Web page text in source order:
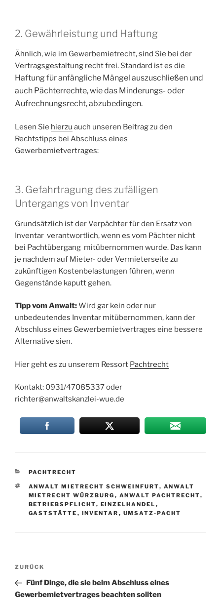
2. Gewährleistung und Haftung
Ähnlich, wie im Gewerbemietrecht, sind Sie bei der
Vertragsgestaltung recht frei. Standard ist es die
Haftung für anfängliche Mängel auszuschließen und
auch Pächterrechte, wie das Minderungs- oder
Aufrechnungsrecht, abzubedingen.
Lesen Sie hierzu auch unseren Beitrag zu den
Rechtstipps bei Abschluss eines
Gewerbemietvertrages:
3. Gefahrtragung des zufälligen
Untergangs von Inventar
Grundsätzlich ist der Verpächter für den Ersatz von
Inventar verantwortlich, wenn es vom Pächter nicht
bei Pachtübergang mitübernommen wurde. Das kann
je nachdem auf Mieter- oder Vermieterseite zu
zukünftigen Kostenbelastungen führen, wenn
Gegenstände kaputt gehen.
Tipp vom Anwalt:Wird gar kein oder nur
unbedeutendes Inventar mitübernommen, kann der
Abschluss eines Gewerbemietvertrages eine bessere
Alternative sien.
Hier geht es zu unserem Ressort Pachtrecht
Kontakt: 0931/47085337 oder
richter@anwaltskanzlei-wue.de
KATEGORIEN
PACHTRECHT
SCHLAGWÖRTER
ANWALT MIETRECHT SCHWEINFURT, ANWALT
MIETRECHT WÜRZBURG , ANWALT PACHTRECHT,
BETRIEBSPFLICHT, EINZELHANDEL ,
GASTSTÄTTE , INVENTAR , UMSATZ-PACHT
Post
Vorheriger
Beitrag
ZURÜCK
Fünf Dinge, die sie beim Abschluss eines
Gewerbemietvertrages beachten sollten